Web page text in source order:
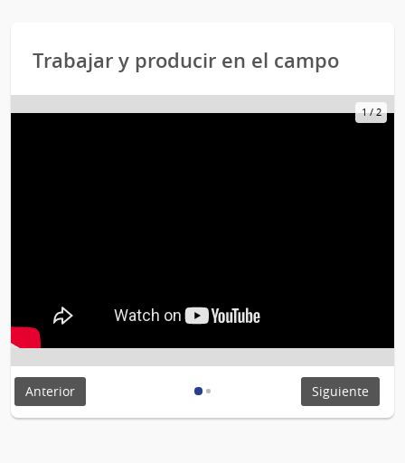
Trabajar y producir en el campo
1/2
Anterior Siguiente